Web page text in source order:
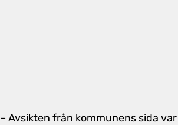
– Avsikten från kommunens sida